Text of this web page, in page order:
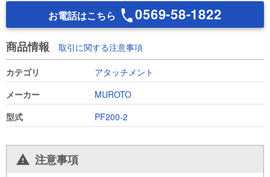
お電話はこちら 0569-58-1822
商品情報 取引に関する注意事項
カテゴリ
アタッチメント
メーカー
MUROTO
型式
PF200-2
注意事項